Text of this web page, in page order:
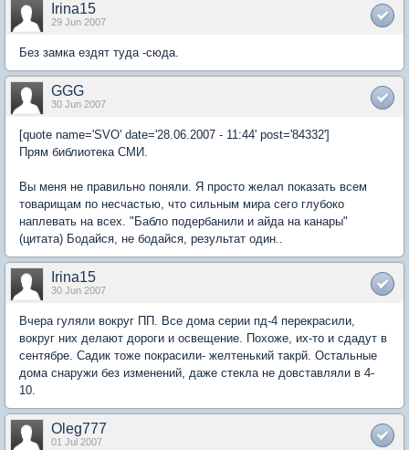
Irina15
29 Jun 2007
Без замка ездят туда -сюда.
GGG
30 Jun 2007
[quote name='SVO' date='28.06.2007 - 11:44' post='84332']
Прям библиотека СМИ.
Вы меня не правильно поняли. Я просто желал показать всем
товарищам по несчастью, что сильным мира сего глубоко
наплевать на всех. "Бабло подербанили и айда на канары"
(цитата) Бодайся, не бодайся, результат один..
Irina15
30 Jun 2007
Вчера гуляли вокруг ПП. Все дома серии пд-4 перекрасили,
вокруг них делают дороги и освещение. Похоже, их-то и сдадут в
сентябре. Садик тоже покрасили- желтенький такрй. Остальные
дома снаружи без изменений, даже стекла не довставляли в 4-
10.
Oleg777
01 Jul 2007